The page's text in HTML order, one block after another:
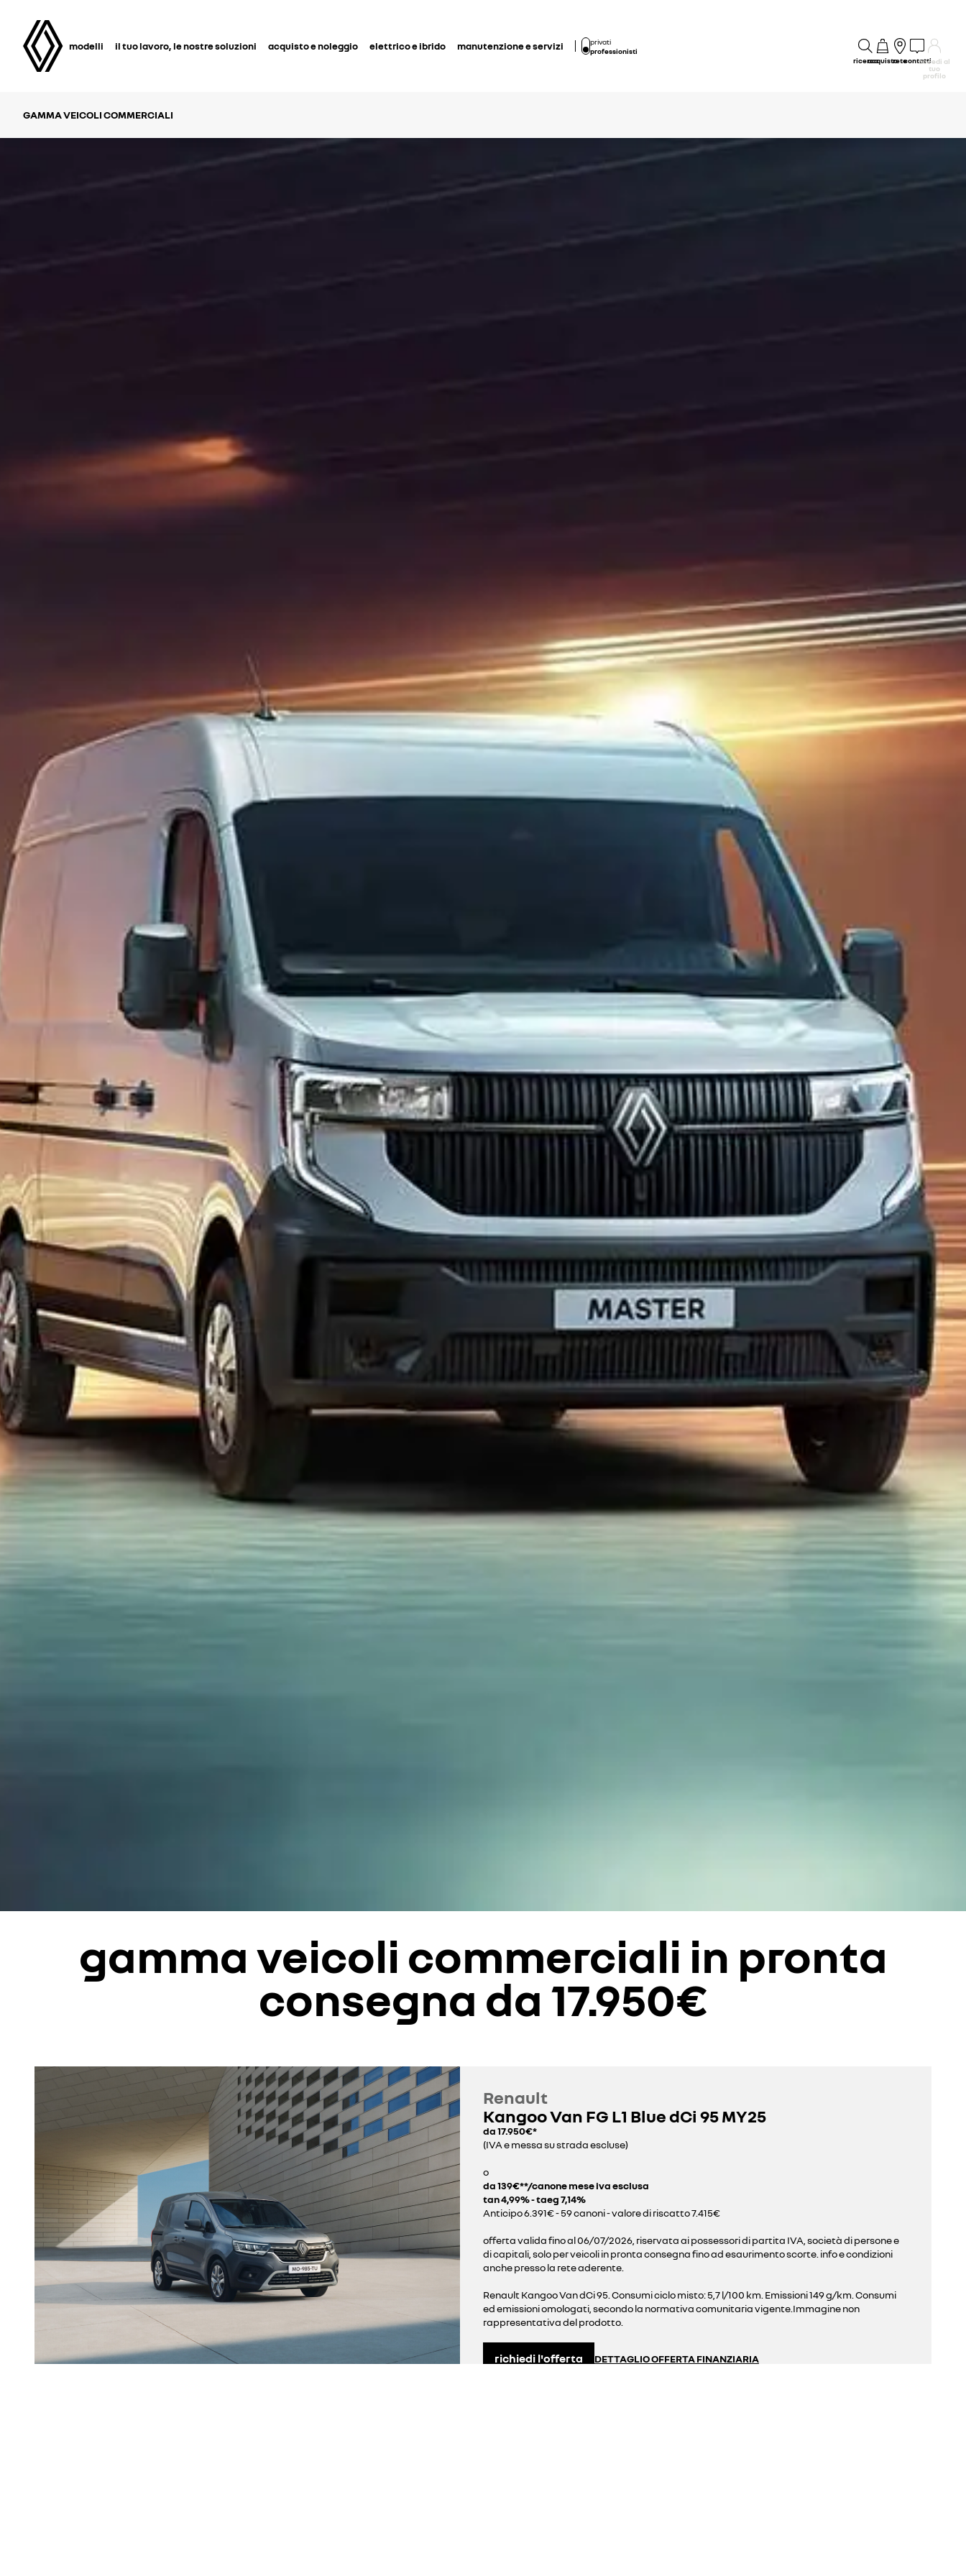
modelli il tuo lavoro, le nostre soluzioni acquisto e noleggio elettrico e ibrido manutenzione e servizi
privati
professionisti
ricercaacquistoretecontattiaccedi al
tuo
profilo
GAMMA VEICOLI COMMERCIALI
gamma veicoli commerciali in pronta
consegna da 17.950€
Renault
Kangoo Van FG L1 Blue dCi 95 MY25
da 17.950€*
(IVA e messa su strada escluse)
o
da 139€**/canone mese iva esclusa
tan 4,99% - taeg 7,14%
Anticipo 6.391€ - 59 canoni - valore di riscatto 7.415€
offerta valida fino al 06/07/2026, riservata ai possessori di partita IVA, società di persone e
di capitali, solo per veicoli in pronta consegna fino ad esaurimento scorte. info e condizioni
anche presso la rete aderente.
Renault Kangoo Van dCi 95. Consumi ciclo misto: 5,7 l/100 km. Emissioni 149 g/km. Consumi
ed emissioni omologati, secondo la normativa comunitaria vigente.Immagine non
rappresentativa del prodotto.
richiedi l'offerta DETTAGLIO OFFERTA FINANZIARIA